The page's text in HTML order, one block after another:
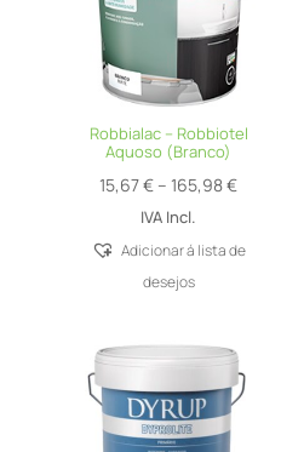
Robbialac – Robbiotel
Aquoso (Branco)
15,67€ – 165,98€Price
15,67 €
IVA Incl.
Adicionar á lista de
desejos